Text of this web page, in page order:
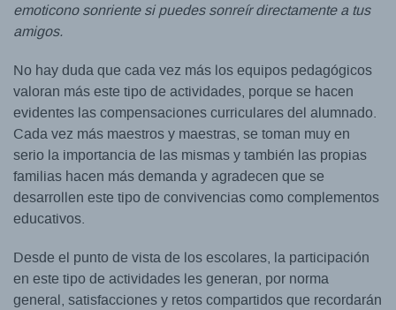
emoticono sonriente si puedes sonreír directamente a tus
amigos.
No hay duda que cada vez más los equipos pedagógicos
valoran más este tipo de actividades, porque se hacen
evidentes las compensaciones curriculares del alumnado.
Cada vez más maestros y maestras, se toman muy en
serio la importancia de las mismas y también las propias
familias hacen más demanda y agradecen que se
desarrollen este tipo de convivencias como complementos
educativos.
Desde el punto de vista de los escolares, la participación
en este tipo de actividades les generan, por norma
general, satisfacciones y retos compartidos que recordarán